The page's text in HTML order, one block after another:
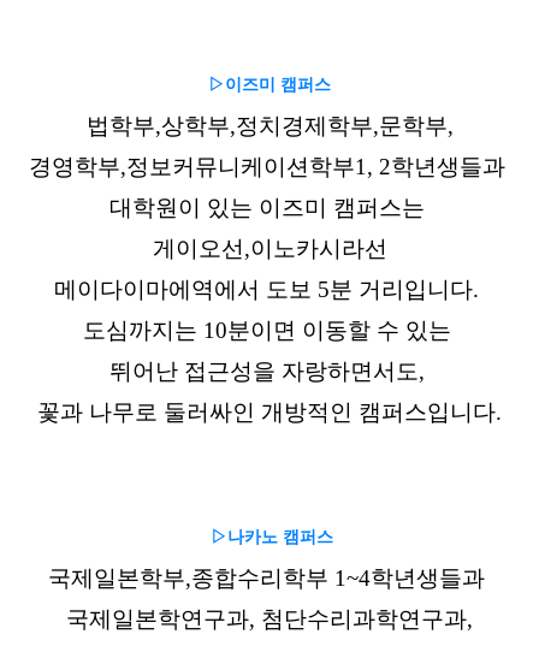
▷ 이즈미 캠퍼스
법학부,상학부,정치경제학부,문학부,
경영학부,정보커뮤니케이션학부1, 2학년생들과
대학원이 있는 이즈미 캠퍼스는
게이오선,이노카시라선
메이다이마에역에서 도보 5분 거리입니다.
도심까지는 10분이면 이동할 수 있는
뛰어난 접근성을 자랑하면서도,
꽃과 나무로 둘러싸인 개방적인 캠퍼스입니다.
▷나카노 캠퍼스
국제일본학부,종합수리학부 1~4학년생들과
국제일본학연구과, 첨단수리과학연구과,